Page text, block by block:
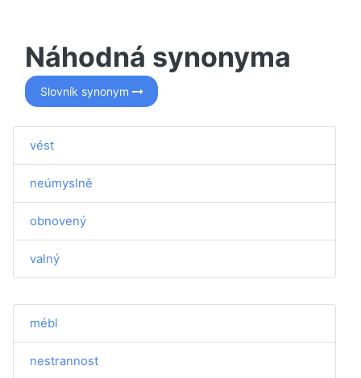
Náhodná synonyma
Slovník synonym
vést
neúmyslně
obnovený
valný
mébl
nestrannost